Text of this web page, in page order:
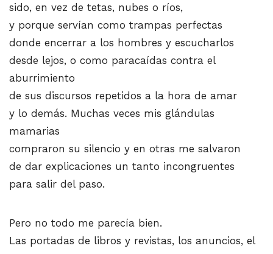
sido, en vez de tetas, nubes o ríos,
y porque servían como trampas perfectas
donde encerrar a los hombres y escucharlos
desde lejos, o como paracaídas contra el
aburrimiento
de sus discursos repetidos a la hora de amar
y lo demás. Muchas veces mis glándulas
mamarias
compraron su silencio y en otras me salvaron
de dar explicaciones un tanto incongruentes
para salir del paso.
Pero no todo me parecía bien.
Las portadas de libros y revistas, los anuncios, el